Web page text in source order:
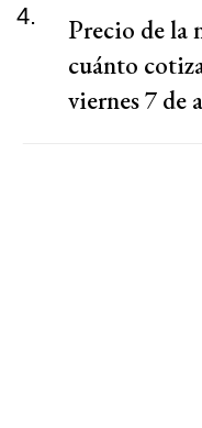
4.
Precio de la
cuánto
viernes 7 de